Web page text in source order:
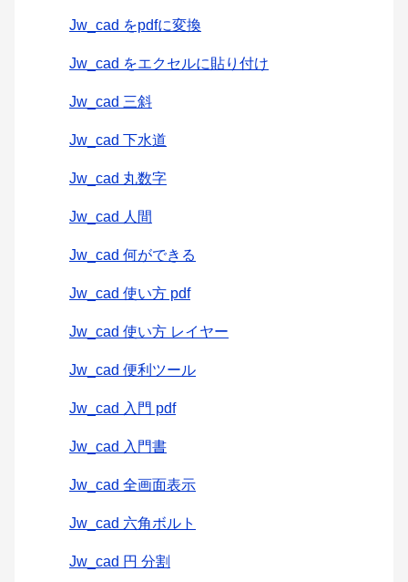
Jw_cad をpdfに変換
Jw_cad をエクセルに貼り付け
Jw_cad 三斜
Jw_cad 下水道
Jw_cad 丸数字
Jw_cad 人間
Jw_cad 何ができる
Jw_cad 使い方 pdf
Jw_cad 使い方 レイヤー
Jw_cad 便利ツール
Jw_cad 入門 pdf
Jw_cad 入門書
Jw_cad 全画面表示
Jw_cad 六角ボルト
Jw_cad 円 分割